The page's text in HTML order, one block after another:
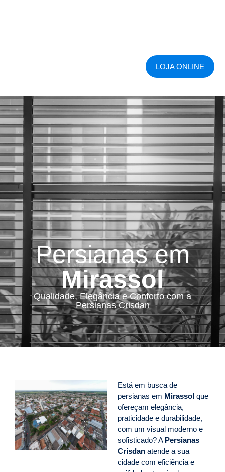
LOJA ONLINE
Persianas em
Mirassol
Qualidade, Elegância e Conforto com a
Persianas Crisdan
Está em busca de
persianas em Mirassol que
ofereçam elegância,
praticidade e durabilidade,
com um visual moderno e
sofisticado? A Persianas
Crisdan atende a sua
cidade com eficiência e